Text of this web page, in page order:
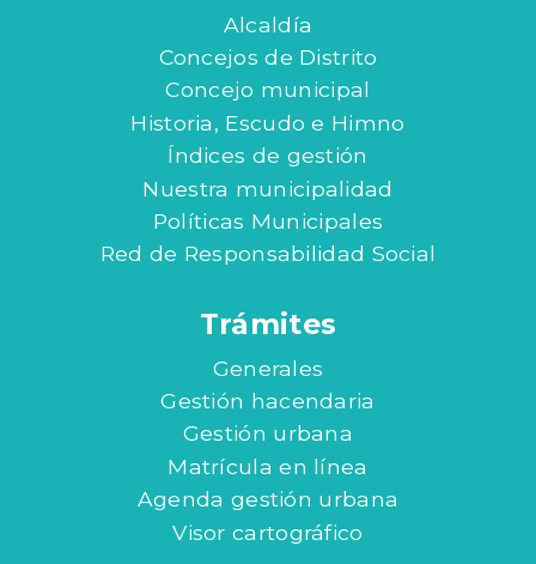
Alcaldía
Concejos de Distrito
Concejo municipal
Historia, Escudo e Himno
Índices de gestión
Nuestra municipalidad
Políticas Municipales
Red de Responsabilidad Social
Trámites
Generales
Gestión hacendaria
Gestión urbana
Matrícula en línea
Agenda gestión urbana
Visor cartográfico